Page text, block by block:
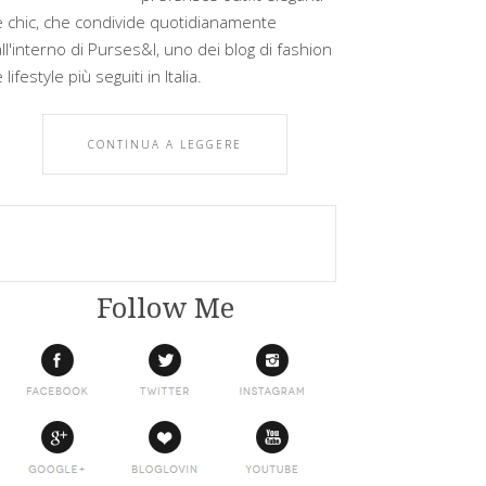
chic, che condivide quotidianamente
di Purses&I, uno dei blog di fashion
lifestyle più seguiti in Italia.
CONTINUA A LEGGERE
Follow Me